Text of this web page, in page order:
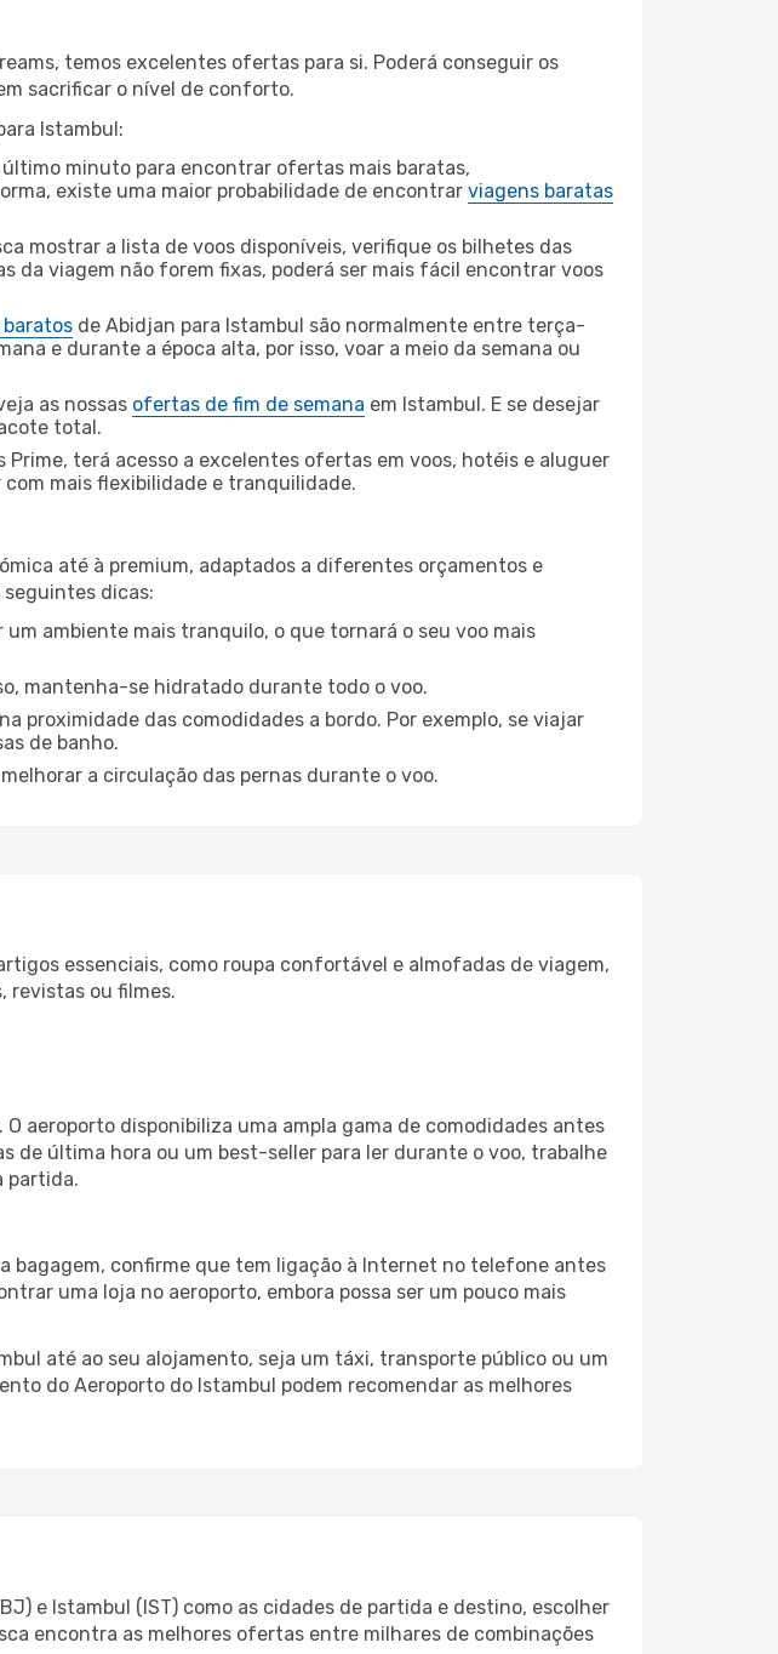
temos excelentes ofertas para si. Poderá conseguir os
sacrificar o nível de conforto.
Istambul:
último minuto para encontrar ofertas mais baratas,
existe uma maior probabilidade de encontrar viagens baratas
mostrar a lista de voos disponíveis, verifique os bilhetes das
da viagem não forem fixas, poderá ser mais fácil encontrar voos
baratos de Abidjan para Istambul são normalmente entre terça-
e durante a época alta, por isso, voar a meio da semana ou
as nossas ofertas de fim de semana em Istambul. E se desejar
total.
Prime, terá acesso a excelentes ofertas em voos, hotéis e aluguer
mais flexibilidade e tranquilidade.
até à premium, adaptados a diferentes orçamentos e
seguintes dicas:
um ambiente mais tranquilo, o que tornará o seu voo mais
mantenha-se hidratado durante todo o voo.
proximidade das comodidades a bordo. Por exemplo, se viajar
de banho.
a circulação das pernas durante o voo.
essenciais, como roupa confortável e almofadas de viagem,
revistas ou filmes.
aeroporto disponibiliza uma ampla gama de comodidades antes
de última hora ou um best-seller para ler durante o voo, trabalhe
partida.
bagagem, confirme que tem ligação à Internet no telefone antes
uma loja no aeroporto, embora possa ser um pouco mais
até ao seu alojamento, seja um táxi, transporte público ou um
do Aeroporto do Istambul podem recomendar as melhores
e Istambul (IST) como as cidades de partida e destino, escolher
encontra as melhores ofertas entre milhares de combinações